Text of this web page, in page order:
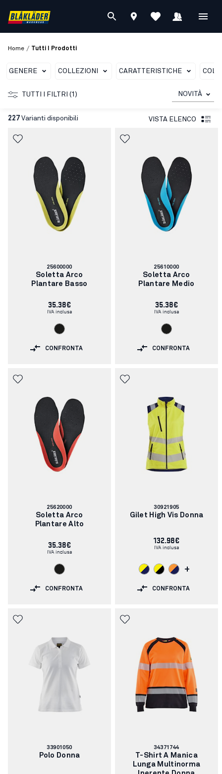
Home / Tutti I Prodotti
GENERE COLLEZIONI CARATTERISTICHE
TUTTI I FILTRI (1) NOVITÀ
227 Varianti disponibili VISTA ELENCO
Codice
articolo:
25600000
Soletta Arco
Plantare Basso
35.38€
IVA inclusa
CONFRONTA
Codice
articolo:
25610000
Soletta Arco
Plantare Medio
35.38€
IVA inclusa
CONFRONTA
Codice
articolo:
25620000
Soletta Arco
Plantare Alto
35.38€
IVA inclusa
CONFRONTA
Codice
articolo:
30921905
Gilet High Vis Donna
132.98€
IVA inclusa
+
CONFRONTA
Codice
articolo:
33901050
Polo Donna
Codice
articolo:
34371744
T-Shirt A Manica
Lunga Multinorma